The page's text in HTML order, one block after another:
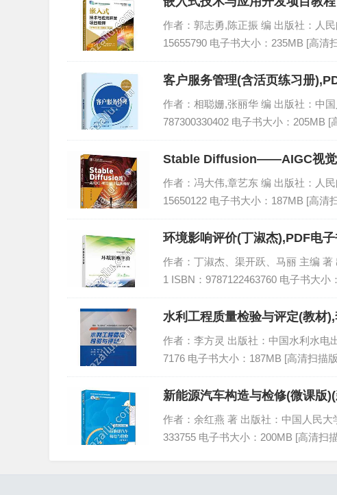
作者：郭志勇,陈正振 编 出版社：人
15655790 电子书大小：235MB [高清
客户服务管理(含活页练习册
作者：相聪姗,张丽华 编 出版社：中
787300330402 电子书大小：205MB [
Stable Diffusion——AIGC视觉
作者：冯大伟,章艺东 编 出版社：人
15650122 电子书大小：187MB [高清
环境影响评价(丁淑杰),PDF电
作者：丁淑杰、渠开跃、马丽 主编
1 ISBN：9787122463760 电子书大小
水利工程质量检验与评定(教材
作者：李方灵 出版社：中国水利水电
7176 电子书大小：187MB [高清扫描
新能源汽车构造与检修(微课版
下载
作者：余红燕 著 出版社：中国人民
333755 电子书大小：200MB [高清扫